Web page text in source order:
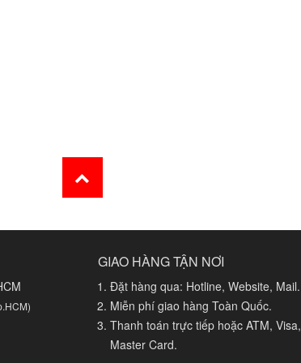
GIAO HÀNG TẬN NƠI
Đặt hàng qua: Hotline, Website, Mail.
Miễn phí giao hàng Toàn Quốc.
Thanh toán trực tiếp hoặc ATM, Visa,
Master Card.